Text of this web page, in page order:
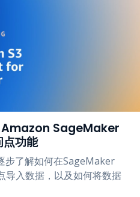
Amazon SageMaker
功能
步了解如何在SageMaker
入数据，以及如何将数据